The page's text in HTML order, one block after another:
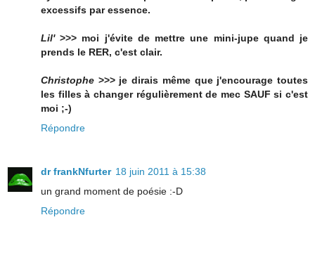
excessifs par essence.
Lil'>>> moi j'évite de mettre une mini-jupe quand je
prends le RER, c'est clair.
Christophe >>> je dirais même que j'encourage toutes
les filles à changer régulièrement de mec SAUF si c'est
moi ;-)
Répondre
dr frankNfurter 18 juin 2011 à 15:38
un grand moment de poésie :-D
Répondre